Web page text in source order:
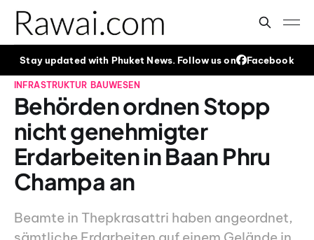
Stay updated with Phuket News. Follow us on Facebook
INFRASTRUKTUR BAUWESEN
Behörden ordnen Stopp
nicht genehmigter
Erdarbeiten in Baan Phru
Champa an
Beamte in Thepkrasattri haben angeordnet,